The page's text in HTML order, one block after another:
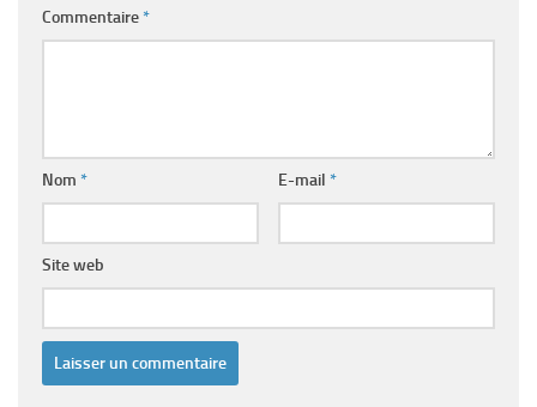
Commentaire*
Nom * E-mail *
Site web